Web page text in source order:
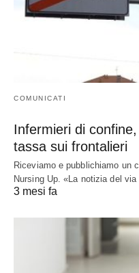
COMUNICATI
Infermieri di
tassa sui frontalieri
Riceviamo e pubblichiamo un
Nursing Up. «La notizia del via
3 mesi fa